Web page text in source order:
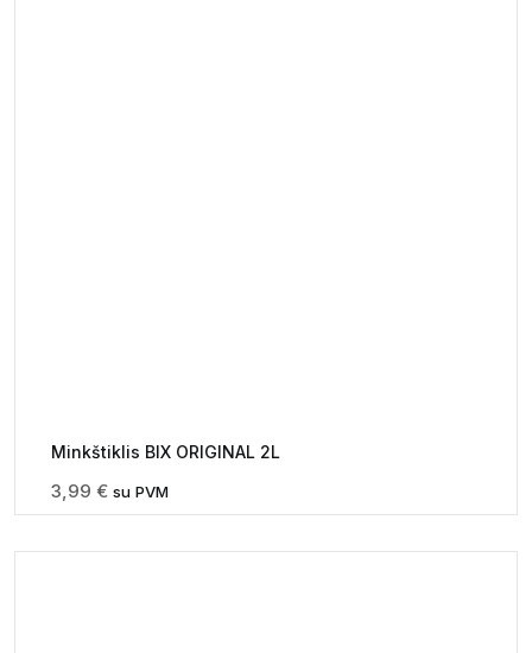
Minkštiklis BIX ORIGINAL 2L
3,99 € su PVM